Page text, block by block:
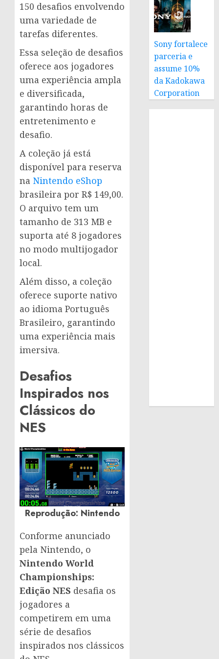
150 desafios envolvendo
uma variedade de
tarefas diferentes.
Essa seleção de desafios
oferece aos jogadores
uma experiência ampla
e diversificada,
garantindo horas de
entretenimento e
desafio.
A coleção já está
disponível para reserva
na Nintendo eShop
brasileira por R$ 149,00.
O arquivo tem um
tamanho de 313 MB e
suporta até 8 jogadores
no modo multijogador
local.
Além disso, a coleção
oferece suporte nativo
ao idioma Português
Brasileiro, garantindo
uma experiência mais
imersiva.
Desafios
Inspirados nos
Clássicos do
NES
Reprodução: Nintendo
Conforme anunciado
pela Nintendo, o
Nintendo World
Championships:
Edição NES desafia os
jogadores a
competirem em uma
série de desafios
inspirados nos clássicos
Sony fortalece
parceria e
assume 10%
da Kadokawa
Corporation